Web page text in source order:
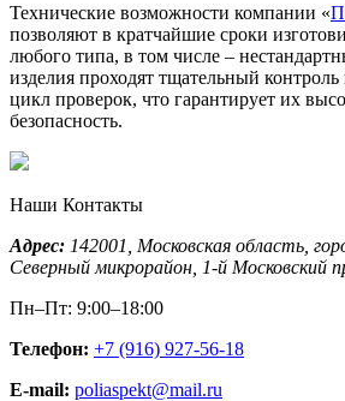
Технические возможности компании «
позволяют в кратчайшие сроки
любого типа, в том числе –
изделия проходят тщательный
цикл проверок, что гарантирует их
безопасность.
Наши Контакты
Адрес: 142001, Московская область,
Северный микрорайон, 1-й Московский
Пн–Пт: 9:00–18:00
Телефон: +7 (916) 927-56-18
E-mail: poliaspekt@mail.ru